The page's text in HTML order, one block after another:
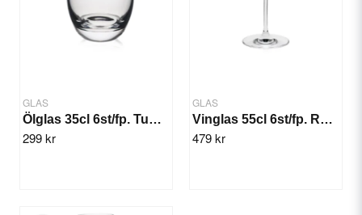
GLAS
Ölglas 35cl 6st/fp. Tumbler Rona
299 kr
GLAS
Vinglas 55cl 6st/fp. Rona Mode
479 kr
Ja, ni får publicera min fråga